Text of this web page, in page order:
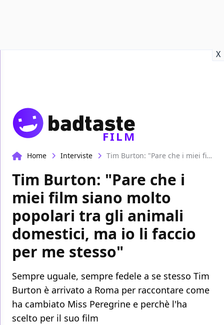
X
FILM
Home Interviste Tim Burton: "Pare che i miei film siano molto popolari tra gli animali domestici, ma io li faccio per me stesso"
Tim Burton: "Pare che i
miei film siano molto
popolari tra gli animali
domestici, ma io li faccio
per me stesso"
Sempre uguale, sempre fedele a se stesso Tim
Burton è arrivato a Roma per raccontare come
ha cambiato Miss Peregrine e perchè l'ha
scelto per il suo film